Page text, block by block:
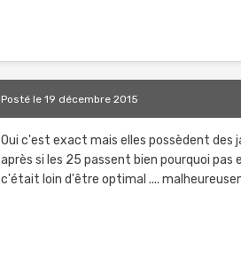
Postéle 19 décembre 2015
Oui c'est exact mais elles possèdent
après si les 25 passent bien pourquoi
c'était loin d'être optimal ....